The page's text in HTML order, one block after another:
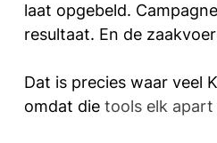
laat opgebeld.
resultaat. En de
Dat is precies waar veel
omdat die tools elk apart